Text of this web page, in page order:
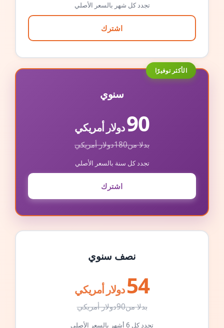
تجدد كل شهر بالسعر الأصلي
اشترك
الأكثر توفيرًا
سنوي
90دولار أمريكي
بدلا من180دولار أمريكي
تجدد كل سنة بالسعر الأصلي
اشترك
نصف سنوي
54 دولار أمريكي
بدلا من90دولار أمريكي
تجدد كل 6 أشهر بالسعر الأصلي